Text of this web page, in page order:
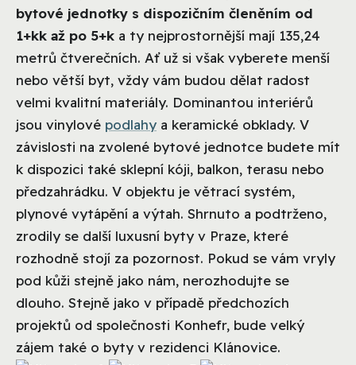
bytové jednotky s dispozičním členěním od
1+kk až po 5+k a ty nejprostornější mají 135,24
metrů čtverečních. Ať už si však vyberete menší
nebo větší byt, vždy vám budou dělat radost
velmi kvalitní materiály. Dominantou interiérů
jsou vinylové podlahy a keramické obklady. V
závislosti na zvolené bytové jednotce budete mít
k dispozici také sklepní kóji, balkon, terasu nebo
předzahrádku. V objektu je větrací systém,
plynové vytápění a výtah. Shrnuto a podtrženo,
zrodily se další luxusní byty v Praze, které
rozhodně stojí za pozornost. Pokud se vám vryly
pod kůži stejně jako nám, nerozhodujte se
dlouho. Stejně jako v případě předchozích
projektů od společnosti Konhefr, bude velký
zájem také o byty v rezidenci Klánovice.